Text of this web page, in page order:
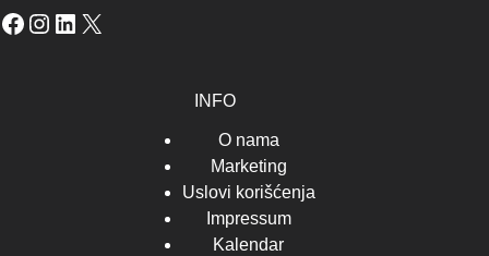
Facebook
Instagram
LinkedIn
X
INFO
O nama
Marketing
Uslovi korišćenja
Impressum
Kalendar